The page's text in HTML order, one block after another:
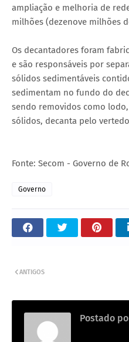
ampliação e melhoria de
milhões (dezenove milhões
Os decantadores foram
e são responsáveis por
sólidos sedimentáveis
sedimentam no fundo do
sendo removidos como
sólidos, decanta pelo
Fonte: Secom - Governo de
Governo
ANTIGOS
Postado